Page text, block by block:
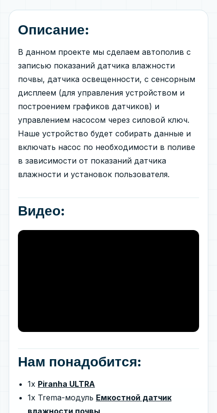
Описание:
В данном проекте мы сделаем автополив с
записью показаний датчика влажности
почвы, датчика освещенности, с сенсорным
дисплеем (для управления устройством и
построением графиков датчиков) и
управлением насосом через силовой ключ.
Наше устройство будет собирать данные и
включать насос по необходимости в поливе
в зависимости от показаний датчика
влажности и установок пользователя.
Видео:
Нам понадобится:
1x Piranha ULTRA
1x Trema-модуль Емкостной датчик
влажности почвы